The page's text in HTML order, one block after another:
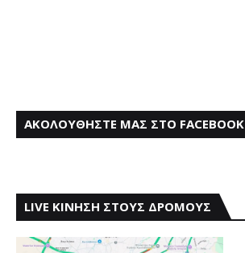
ΑΚΟΛΟΥΘΗΣΤΕ ΜΑΣ ΣΤΟ FACEBOOK
LIVE ΚΙΝΗΣΗ ΣΤΟΥΣ ΔΡΟΜΟΥΣ